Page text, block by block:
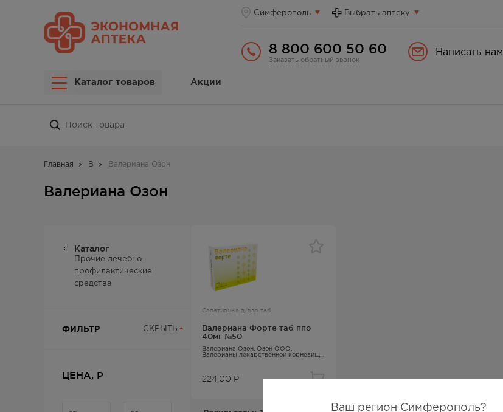
Симферополь
Ваш регион Симферополь?
Выбрать аптеку
8 800 600 50 60
Заказать обратный звонок
Написать нам
Каталог товаров Акции
Главная В Валериана Озон
Валериана Озон
Каталог
Прочие лечебно-
профилактические
средства
ФИЛЬТР СКРЫТЬ
ЦЕНА, Р
Седативные д/взр таб
Валериана Форте таб ппо
40мг №50
Валериана Озон , Озон ООО,
Валерианы лекарственной корневища
224.00 Р